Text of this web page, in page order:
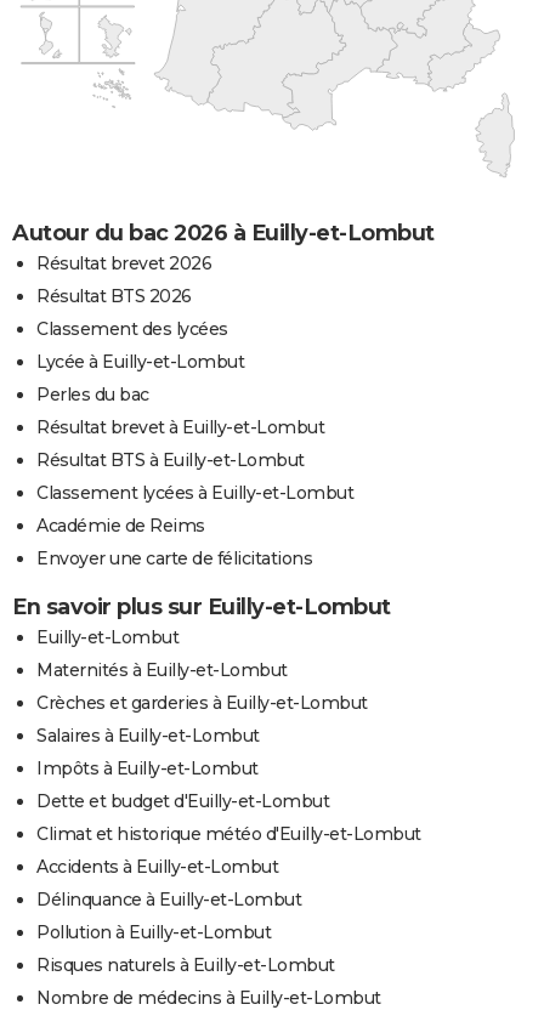
Autour du bac 2026 à Euilly-et-Lombut
Résultat brevet 2026
Résultat BTS 2026
Classement des lycées
Lycée à Euilly-et-Lombut
Perles du bac
Résultat brevet à Euilly-et-Lombut
Résultat BTS à Euilly-et-Lombut
Classement lycées à Euilly-et-Lombut
Académie de Reims
Envoyer une carte de félicitations
En savoir plus sur Euilly-et-Lombut
Euilly-et-Lombut
Maternités à Euilly-et-Lombut
Crèches et garderies à Euilly-et-Lombut
Salaires à Euilly-et-Lombut
Impôts à Euilly-et-Lombut
Dette et budget d'Euilly-et-Lombut
Climat et historique météo d'Euilly-et-Lombut
Accidents à Euilly-et-Lombut
Délinquance à Euilly-et-Lombut
Pollution à Euilly-et-Lombut
Risques naturels à Euilly-et-Lombut
Nombre de médecins à Euilly-et-Lombut